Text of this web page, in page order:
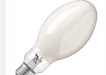
Garage & verkstad
Laserinstrument
Lyft, transport &